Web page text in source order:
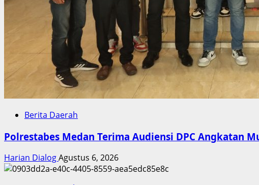
Berita Daerah
Polrestabes Medan Terima Audiensi DPC Angkatan
Harian DialogAgustus 6, 2026